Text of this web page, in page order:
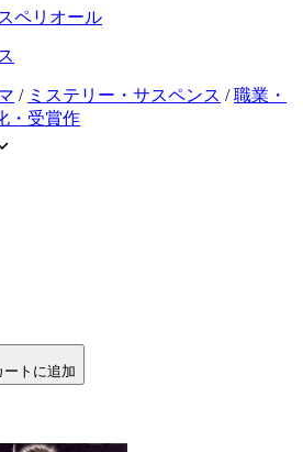
ペリオール
/ ミステリー・サスペンス /職業・
・受賞作
トに追加